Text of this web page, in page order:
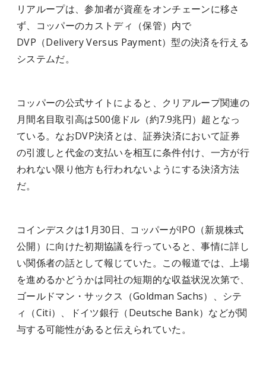
リアループは、参加者が資産をオンチェーンに移さ
ず、コッパーのカストディ（保管）内で
DVP（Delivery Versus Payment）型の決済を行える
システムだ。
コッパーの公式サイトによると、クリアループ関連の
月間名目取引高は500億ドル（約7.9兆円）超となっ
ている。なおDVP決済とは、証券決済において証券
の引渡しと代金の支払いを相互に条件付け、一方が行
われない限り他方も行われないようにする決済方法
だ。
コインデスクは1月30日、コッパーがIPO（新規株式
公開）に向けた初期協議を行っていると、事情に詳し
い関係者の話として報じていた。この報道では、上場
を進めるかどうかは同社の短期的な収益状況次第で、
ゴールドマン・サックス（Goldman Sachs）、シテ
ィ（Citi）、ドイツ銀行（Deutsche Bank）などが関
与する可能性があると伝えられていた。